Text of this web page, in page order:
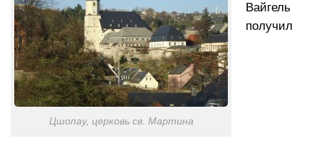
Цшопау, церковь св. Мартина
Вайгель
получил